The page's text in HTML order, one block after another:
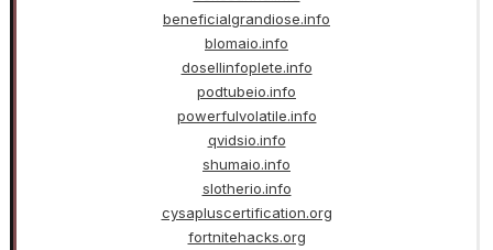
beneficialgrandiose.info
blomaio.info
dosellinfoplete.info
podtubeio.info
powerfulvolatile.info
qvidsio.info
shumaio.info
slotherio.info
cysapluscertification.org
fortnitehacks.org